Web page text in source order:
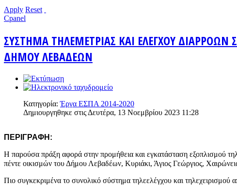
Apply Reset
Cpanel
ΣΥΣΤΗΜΑ ΤΗΛΕΜΕΤΡΙΑΣ ΚΑΙ ΕΛΕΓΧΟΥ ΔΙΑΡΡΟΩΝ
ΔΗΜΟΥ ΛΕΒΑΔΕΩΝ
Κατηγορία:Έργα ΕΣΠΑ 2014-2020
Δημιουργηθηκε στις Δευτέρα, 13 Νοεμβρίου 2023 11:28
ΠΕΡΙΓΡΑΦΗ:
Η παρούσα πράξη αφορά στην προμήθεια και εγκατάσταση εξοπλισμού
πέντε οικισμών του Δήμου Λεβαδέων, Κυριάκι, Άγιος Γεώργιος,
Πιο συγκεκριμένα το συνολικό σύστημα τηλεελέγχου και τηλεχειρισμού